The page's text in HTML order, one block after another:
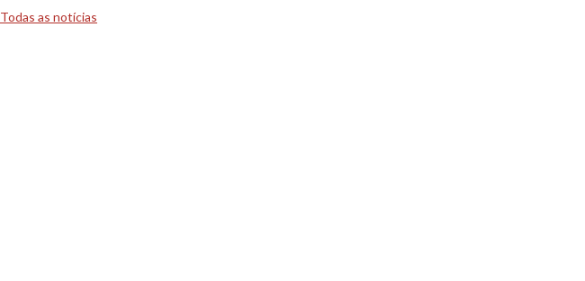
Todas as notícias